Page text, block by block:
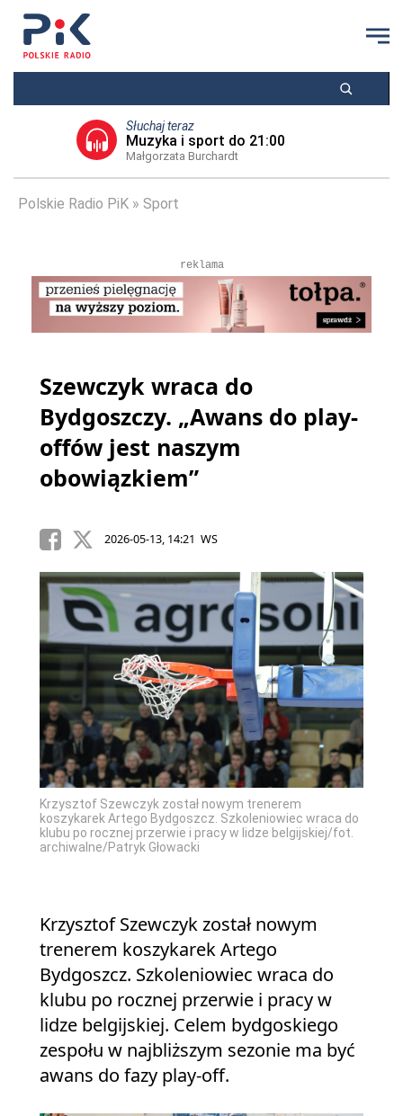
Słuchaj teraz
Muzyka i sport do 21:00
Małgorzata Burchardt
Polskie Radio PiK Sport
reklama
Szewczyk wraca do
Bydgoszczy. „Awans do play-
offów jest naszym
obowiązkiem”
2026-05-13, 14:21 WS
Krzysztof Szewczyk został nowym trenerem
koszykarek Artego Bydgoszcz. Szkoleniowiec wraca do
klubu po rocznej przerwie i pracy w lidze belgijskiej/fot.
archiwalne/Patryk Głowacki
Krzysztof Szewczyk został nowym
trenerem koszykarek Artego
Bydgoszcz. Szkoleniowiec wraca do
klubu po rocznej przerwie i pracy w
lidze belgijskiej. Celem bydgoskiego
zespołu w najbliższym sezonie ma być
awans do fazy play-off.